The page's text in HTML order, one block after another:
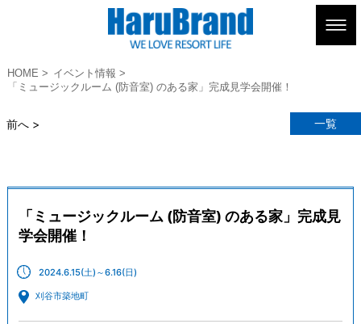
HOME
イベント情報
「ミュージックルーム (防音室) のある家」完成見学会開催！
一覧
前へ >
「ミュージックルーム (防音室) のある家」完成見
学会開催！
2024.6.15(土)～6.16(日)
刈谷市築地町